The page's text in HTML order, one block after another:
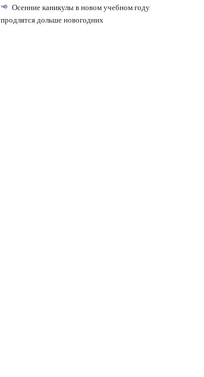
Осенние каникулы в новом учебном году
продлятся дольше новогодних